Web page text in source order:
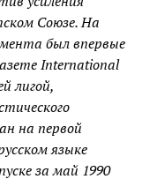
Союзе. На
был впервые
International
лигой,
на первой
языке
за май 1990